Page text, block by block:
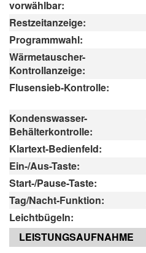
vorwählbar:
Restzeitanzeige:
Programmwahl:
Wärmetauscher-
Kontrollanzeige:
Flusensieb-Kontrolle:
Kondenswasser-
Behälterkontrolle:
Klartext-Bedienfeld:
Ein-/Aus-Taste:
Start-/Pause-Taste:
Tag/Nacht-Funktion:
Leichtbügeln:
LEISTUNGSAUFNAHME